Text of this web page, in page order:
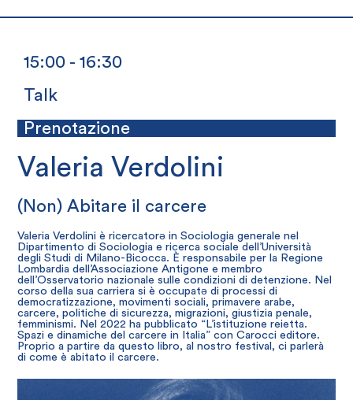
15:00 - 16:30
Talk
Prenotazione
Valeria Verdolini
(Non) Abitare il carcere
Valeria Verdolini è ricercatorə in Sociologia generale nel
Dipartimento di Sociologia e ricerca sociale dell’Università
degli Studi di Milano-Bicocca. È responsabile per la Regione
Lombardia dell’Associazione Antigone e membro
dell’Osservatorio nazionale sulle condizioni di detenzione. Nel
corso della sua carriera si è occupatə di processi di
democratizzazione, movimenti sociali, primavere arabe,
carcere, politiche di sicurezza, migrazioni, giustizia penale,
femminismi. Nel 2022 ha pubblicato “L’istituzione reietta.
Spazi e dinamiche del carcere in Italia” con Carocci editore.
Proprio a partire da questo libro, al nostro festival, ci parlerà
di come è abitato il carcere.